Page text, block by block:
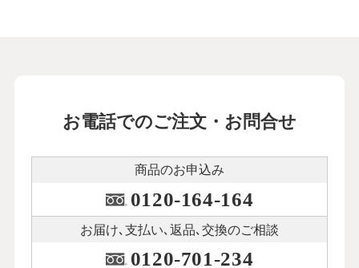
お電話でのご注文・お問合せ
商品のお申込み
0120-164-164
お届け､支払い､ 返品､交換のご相談
0120-701-234